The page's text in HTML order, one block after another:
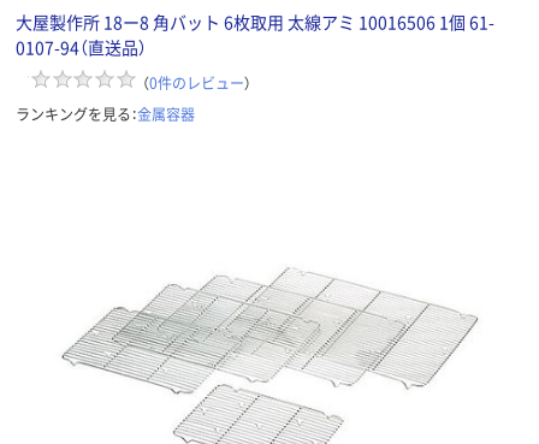
大屋製作所 18ー8 角バット 6枚取用 太線アミ 10016506 1個 61-
0107-94（直送品）
（0件のレビュー）
ランキングを見る：金属容器